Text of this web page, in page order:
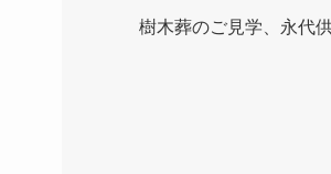
樹木葬のご見学、永代